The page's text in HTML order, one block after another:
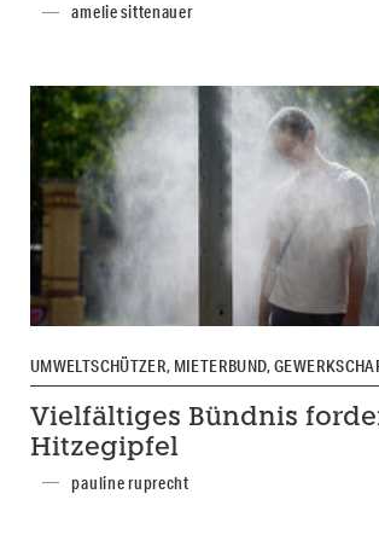
amelie sittenauer
UMWELTSCHÜTZER, MIETERBUND,
Vielfältiges Bündnis
Hitzegipfel
pauline ruprecht